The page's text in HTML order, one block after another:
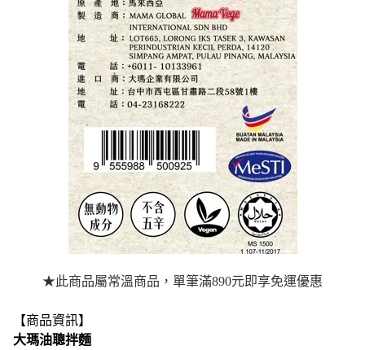
★此商品屬常溫商品，單筆滿890元即享免運優惠
【商品資訊】
大瑪油聰拌麵